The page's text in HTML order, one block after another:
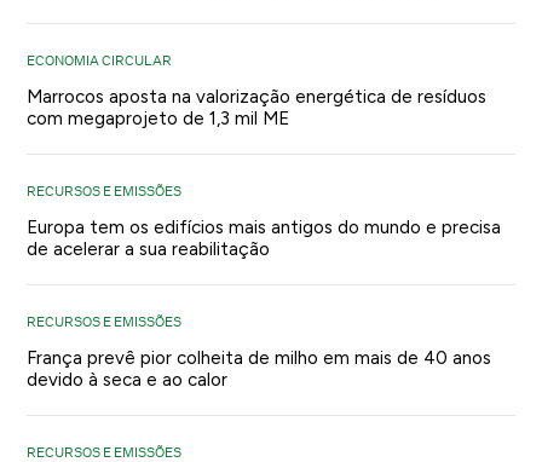
ECONOMIA CIRCULAR
Marrocos aposta na valorização energética de resíduos
com megaprojeto de 1,3 mil ME
RECURSOS E EMISSÕES
Europa tem os edifícios mais antigos do mundo e precisa
de acelerar a sua reabilitação
RECURSOS E EMISSÕES
França prevê pior colheita de milho em mais de 40 anos
devido à seca e ao calor
RECURSOS E EMISSÕES